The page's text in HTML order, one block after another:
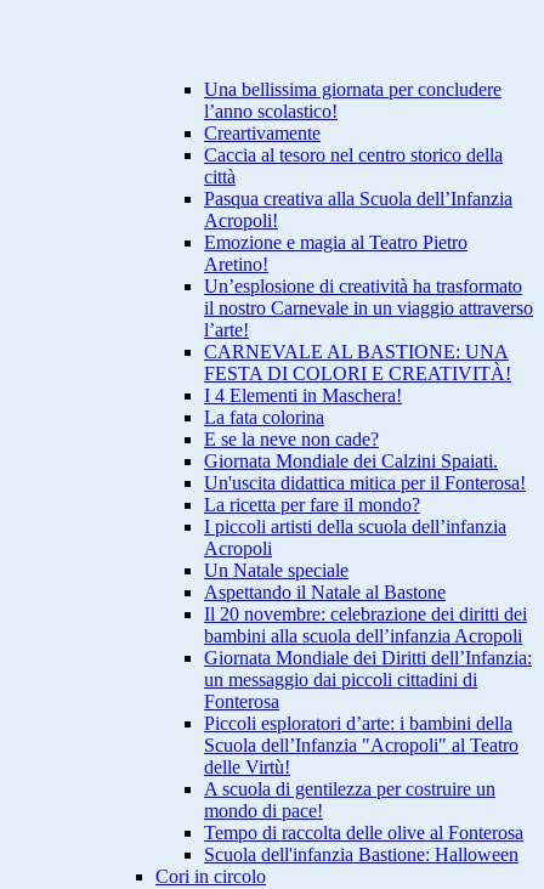
Una bellissima giornata per concludere
l’anno scolastico!
Creartivamente
Caccia al tesoro nel centro storico della
città
Pasqua creativa alla Scuola dell’Infanzia
Acropoli!
Emozione e magia al Teatro Pietro
Aretino!
Un’esplosione di creatività ha trasformato
il nostro Carnevale in un viaggio attraverso
l’arte!
CARNEVALE AL BASTIONE: UNA
FESTA DI COLORI E CREATIVITÀ!
I 4 Elementi in Maschera!
La fata colorina
E se la neve non cade?
Giornata Mondiale dei Calzini Spaiati.
Un'uscita didattica mitica per il Fonterosa!
La ricetta per fare il mondo?
I piccoli artisti della scuola dell’infanzia
Acropoli
Un Natale speciale
Aspettando il Natale al Bastone
Il 20 novembre: celebrazione dei diritti dei
bambini alla scuola dell’infanzia Acropoli
Giornata Mondiale dei Diritti dell’Infanzia:
un messaggio dai piccoli cittadini di
Fonterosa
Piccoli esploratori d’arte: i bambini della
Scuola dell’Infanzia "Acropoli" al Teatro
delle Virtù!
A scuola di gentilezza per costruire un
mondo di pace!
Tempo di raccolta delle olive al Fonterosa
Scuola dell'infanzia Bastione: Halloween
Cori in circolo